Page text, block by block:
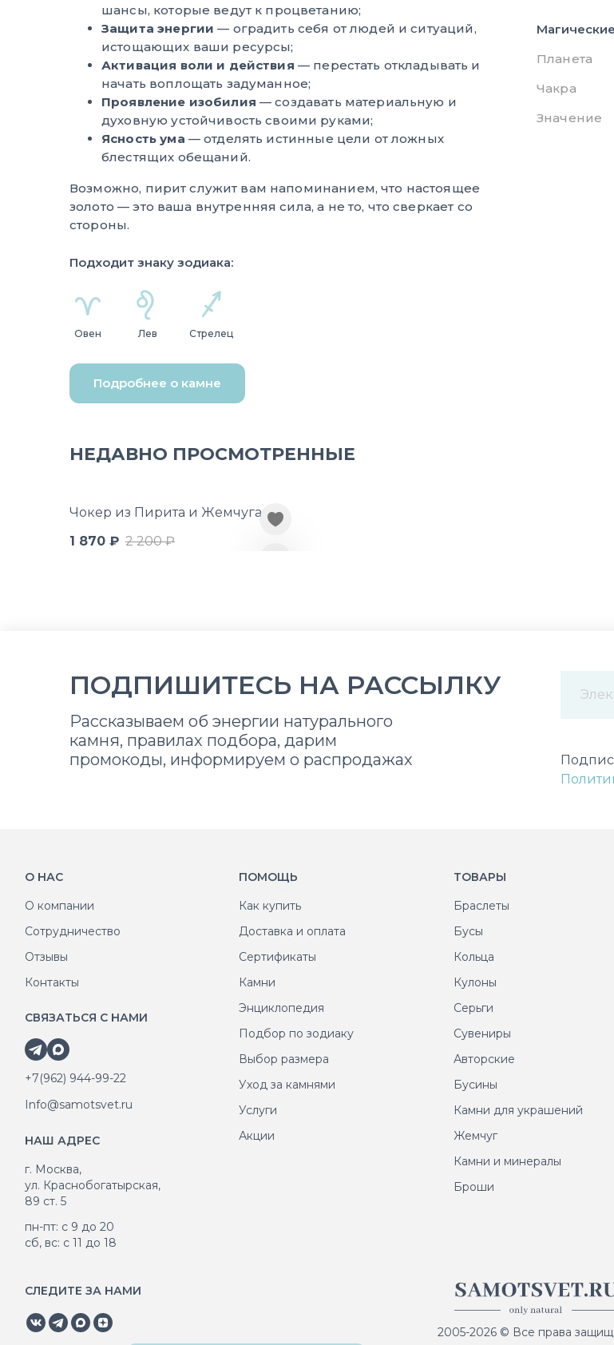
шансы, которые ведут к процветанию;
Защита энергии — оградить себя от людей и ситуаций,
истощающих ваши ресурсы;
Активация воли и действия — перестать откладывать и
начать воплощать задуманное;
Проявление изобилия — создавать материальную и
духовную устойчивость своими руками;
Ясность ума — отделять истинные цели от ложных
блестящих обещаний.
Возможно, пирит служит вам напоминанием, что настоящее
золото — это ваша внутренняя сила, а не то, что сверкает со
стороны.
Подходит знаку зодиака:
Овен Лев Стрелец
Подробнее о камне
Планета
Чакра
Значение
НЕДАВНО ПРОСМОТРЕННЫЕ
Чокер из Пирита и Жемчуга
1 870 ₽ 2 200 ₽
ПОДПИШИТЕСЬ НА РАССЫЛКУ
Рассказываем об энергии натурального
камня, правилах подбора, дарим
промокоды, информируем о распродажах
О НАС
О компании
Сотрудничество
Отзывы
Контакты
СВЯЗАТЬСЯ С НАМИ
+7(962) 944-99-22
Info@samotsvet.ru
НАШ АДРЕС
г. Москва,
ул. Краснобогатырская,
89 ст. 5
пн-пт: с 9 до 20
сб, вс: с 11 до 18
ПОМОЩЬ
Как купить
Доставка и оплата
Сертификаты
Камни
Энциклопедия
Подбор по зодиаку
Выбор размера
Уход за камнями
Услуги
Акции
ТОВАРЫ
Браслеты
Бусы
Кольца
Кулоны
Серьги
Сувениры
Авторские
Бусины
Камни для украшений
Жемчуг
Камни и минералы
Броши
СЛЕДИТЕ ЗА НАМИ
2005-2026 © Все права